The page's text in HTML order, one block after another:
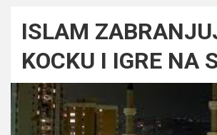
ISLAM
KOCKU I IGRE NA